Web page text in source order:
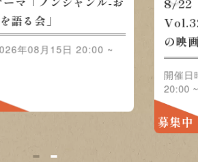
ーマ「おススメの
んなで語ろう」
2026年08月22日 20:00 ~
ル-
開催
~
募集
1 2